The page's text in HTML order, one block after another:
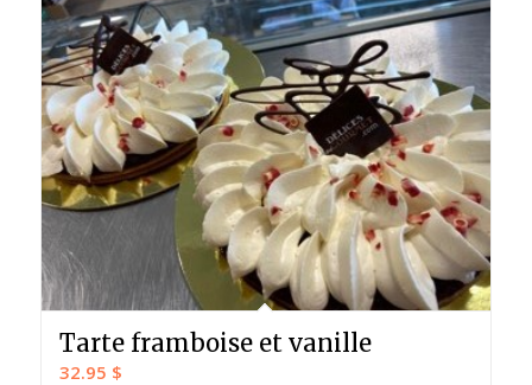
Tarte framboise et vanille
32.95 $